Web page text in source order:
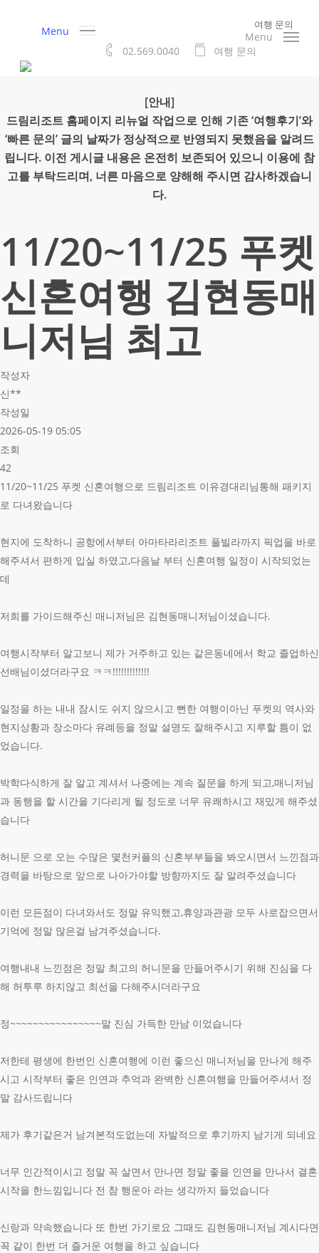
content
Menu 여행 문의
Menu
02.569.0040
여행 문의
[안내]
드림리조트 홈페이지 리뉴얼 작업으로 인해 기존 ‘여행후기’와
‘빠른 문의’ 글의 날짜가 정상적으로 반영되지 못했음을 알려드
립니다. 이전 게시글 내용은 온전히 보존되어 있으니 이용에 참
고를 부탁드리며, 너른 마음으로 양해해 주시면 감사하겠습니
다.
11/20~11/25 푸켓
신혼여행 김현동매
니저님 최고
작성자
신**
작성일
2026-05-19 05:05
조회
42
11/20~11/25 푸켓 신혼여행으로 드림리조트 이유경대리님통해 패키지
로 다녀왔습니다
현지에 도착하니 공항에서부터 아마타라리조트 풀빌라까지 픽업을 바로
해주셔서 편하게 입실 하였고,다음날 부터 신혼여행 일정이 시작되었는
데
저희를 가이드해주신 매니저님은 김현동매니저님이셨습니다.
여행시작부터 알고보니 제가 거주하고 있는 같은동네에서 학교 졸업하신
선배님이셨더라구요 ㅋㅋ!!!!!!!!!!!!!
일정을 하는 내내 잠시도 쉬지 않으시고 뻔한 여행이아닌 푸켓의 역사와
현지상황과 장소마다 유례등을 정말 설명도 잘해주시고 지루할 틈이 없
었습니다.
박학다식하게 잘 알고 계셔서 나중에는 계속 질문을 하게 되고,매니저님
과 동행을 할 시간을 기다리게 될 정도로 너무 유쾌하시고 재밌게 해주셨
습니다
허니문 으로 오는 수많은 몇천커플의 신혼부부들을 봐오시면서 느낀점과
경력을 바탕으로 앞으로 나아가야할 방향까지도 잘 알려주셨습니다
이런 모든점이 다녀와서도 정말 유익했고,휴양과관광 모두 사로잡으면서
기억에 정말 많은걸 남겨주셨습니다.
여행내내 느낀점은 정말 최고의 허니문을 만들어주시기 위해 진심을 다
해 허투루 하지않고 최선을 다해주시더라구요
정~~~~~~~~~~~~~~~~말 진심 가득한 만남 이었습니다
저한테 평생에 한번인 신혼여행에 이런 좋으신 매니저님을 만나게 해주
시고 시작부터 좋은 인연과 추억과 완벽한 신혼여행을 만들어주셔서 정
말 감사드립니다
제가 후기같은거 남겨본적도없는데 자발적으로 후기까지 남기게 되네요
너무 인간적이시고 정말 꼭 살면서 만나면 정말 좋을 인연을 만나서 결혼
시작을 한느낌입니다 전 참 행운아 라는 생각까지 들었습니다
신랑과 약속했습니다 또 한번 가기로요 그때도 김현동매니저님 계시다면
꼭 같이 한번 더 즐거운 여행을 하고 싶습니다